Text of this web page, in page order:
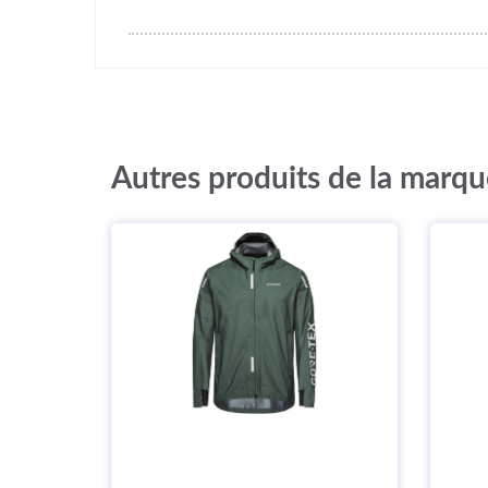
Autres produits de la